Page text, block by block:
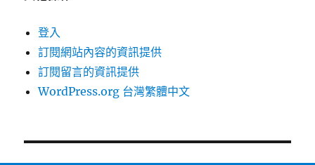
登入
訂閱網站內容的資訊提供
訂閱留言的資訊提供
WordPress.org 台灣繁體中文